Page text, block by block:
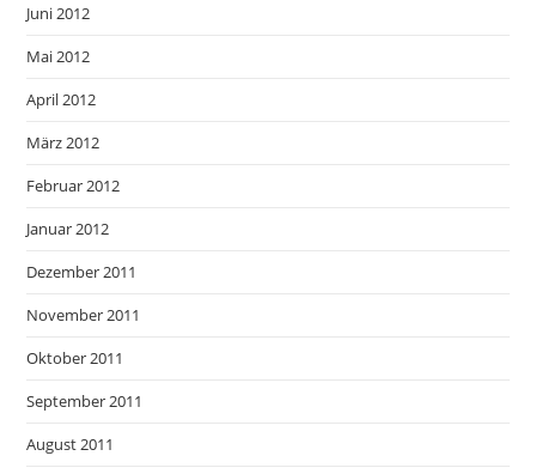
Juni 2012
Mai 2012
April 2012
März 2012
Februar 2012
Januar 2012
Dezember 2011
November 2011
Oktober 2011
September 2011
August 2011